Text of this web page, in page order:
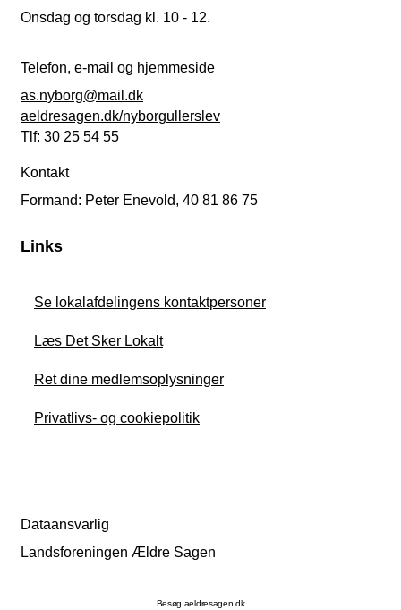
Onsdag og torsdag kl. 10 - 12.
Telefon, e-mail og hjemmeside
as.nyborg@mail.dk
aeldresagen.dk/nyborgullerslev
Tlf: 30 25 54 55
Kontakt
Formand: Peter Enevold, 40 81 86 75
Links
Se lokalafdelingens kontaktpersoner
Læs Det Sker Lokalt
Ret dine medlemsoplysninger
Privatlivs- og cookiepolitik
Dataansvarlig
Landsforeningen Ældre Sagen
Besøg aeldresagen.dk